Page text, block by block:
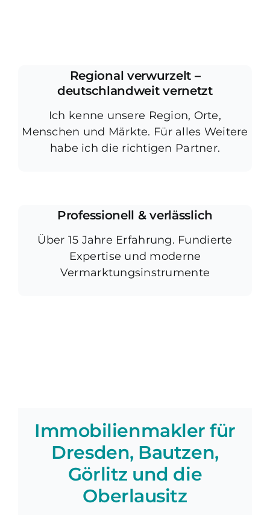
Regional verwurzelt –
deutschlandweit vernetzt
Ich kenne unsere Region, Orte,
Menschen und Märkte. Für alles Weitere
habe ich die richtigen Partner.
Professionell & verlässlich
Über 15 Jahre Erfahrung. Fundierte
Expertise und moderne
Vermarktungsinstrumente
Immobilienmakler für
Dresden, Bautzen,
Görlitz und die
Oberlausitz